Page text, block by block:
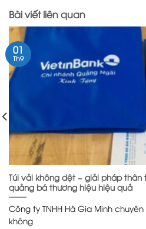
Bài viết liên quan
Túi vải không dệt – giải pháp
quảng bá thương hiệu hiệu quả
Công ty TNHH Hà Gia Minh
không
01
Th9